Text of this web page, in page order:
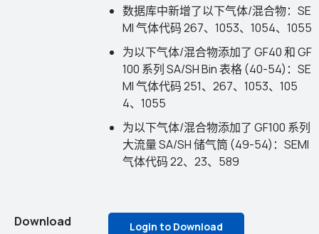
数据库中新增了以下气体/混合物：SE
MI 气体代码 267、1053、1054、1055
为以下气体/混合物添加了 GF40 和 GF
100 系列 SA/SH Bin 表格 (40-54)：SE
MI 气体代码 251、267、1053、105
4、1055
为以下气体/混合物添加了 GF100 系列
大流量 SA/SH 储气筒 (49-54)：SEMI
气体代码 22、23、589
Download Login to Download